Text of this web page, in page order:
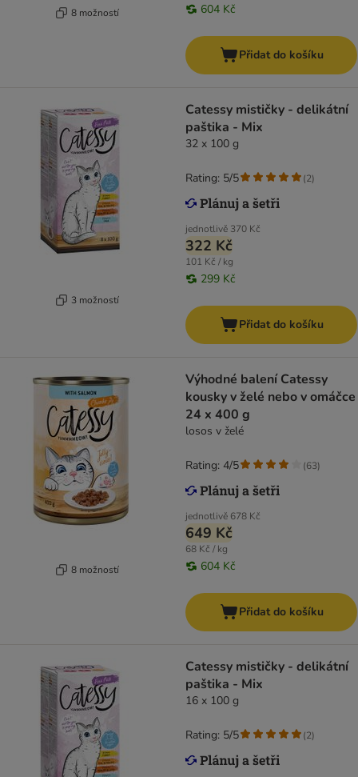
8 možností 604 Kč
Přidat do košíku
3 možností
Catessy mističky - delikátní
paštika - Mix
32 x 100 g
jednotlivě 370 Kč
322 Kč
101 Kč / kg
299 Kč
Rating: 5/5 (2)
Přidat do košíku
8 možností
Výhodné balení Catessy
kousky v želé nebo v omáčce
24 x 400 g
losos v želé
jednotlivě 678 Kč
649 Kč
68 Kč / kg
604 Kč
Rating: 4/5 (63)
Přidat do košíku
Catessy mističky - delikátní
paštika - Mix
16 x 100 g
Rating: 5/5 (2)